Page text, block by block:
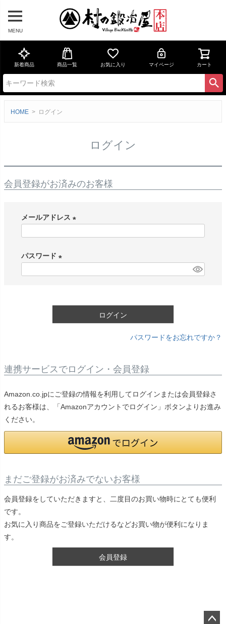
MENU
新着商品 商品一覧 お気に入り マイページ カート
HOME ログイン
ログイン
会員登録がお済みのお客様
メールアドレス
パスワード
ログイン
パスワードをお忘れですか？
連携サービスでログイン・会員登録
Amazon.co.jpにご登録の情報を利用してログインまたは会員登録さ
れるお客様は、「Amazonアカウントでログイン」ボタンよりお進み
ください。
まだご登録がお済みでないお客様
会員登録をしていただきますと、二度目のお買い物時にとても便利
です。
お気に入り商品をご登録いただけるなどお買い物が便利になりま
す。
会員登録